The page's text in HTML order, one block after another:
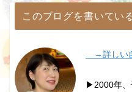
このブログを書いてい
→詳しい
▶2000年、